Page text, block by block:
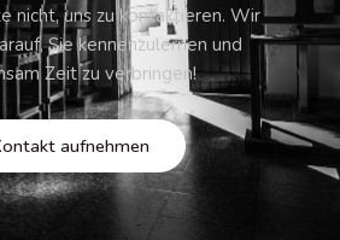
nicht, uns zu kontaktieren. Wir
Sie kennenzulernen und
Zeit zu verbringen!
aufnehmen